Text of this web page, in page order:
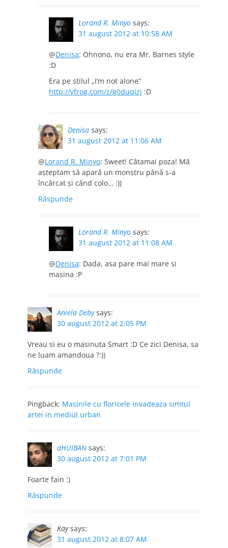
Lorand R. Minyo says:
31 august 2012 at 10:58 AM
@Denisa: Ohnono, nu era Mr. Barnes style
:D
Era pe stilul „I’m not alone”
http://yfrog.com/z/g0duqizj :D
Denisa says:
31 august 2012 at 11:06 AM
@Lorand R. Minyo: Sweet! Câtamai poza! Mă
aşteptam să apară un monstru până s-a
încărcat şi când colo… :))
Răspunde
Lorand R. Minyo says:
31 august 2012 at 11:08 AM
@Denisa: Dada, asa pare mai mare si
masina :P
Aniela Deby says:
30 august 2012 at 2:05 PM
Vreau si eu o masinuta Smart :D Ce zici Denisa, sa
ne luam amandoua ?:))
Răspunde
Pingback: Masinile cu floricele invadeaza simtul
artei in mediul urban
aHUIBAN says:
30 august 2012 at 7:01 PM
Foarte fain :)
Răspunde
Kay says:
31 august 2012 at 8:07 AM